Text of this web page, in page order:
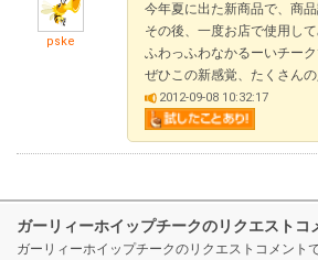
pske
今年夏に出た新商品で、商
その後、一度お店で使用して
ふわっふわなかるーいチー
ぜひこの新感覚、たくさん
2012-09-08 10:32:17
ガーリィーホイップチークのリクエストコ
ガーリィーホイップチークのリクエストコメン